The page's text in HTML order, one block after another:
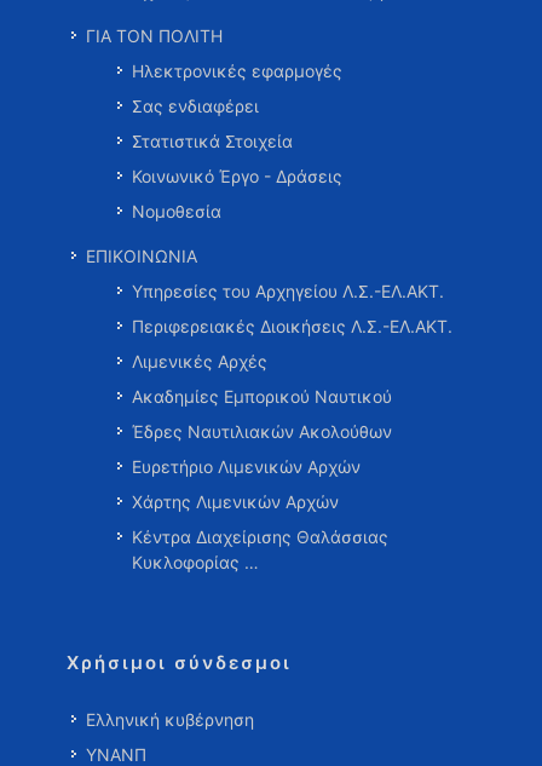
ΓΙΑ ΤΟΝ ΠΟΛΙΤΗ
Ηλεκτρονικές εφαρμογές
Σας ενδιαφέρει
Στατιστικά Στοιχεία
Κοινωνικό Έργο - Δράσεις
Νομοθεσία
ΕΠΙΚΟΙΝΩΝΙΑ
Υπηρεσίες του Αρχηγείου Λ.Σ.-ΕΛ.ΑΚΤ.
Περιφερειακές Διοικήσεις Λ.Σ.-ΕΛ.ΑΚΤ.
Λιμενικές Αρχές
Ακαδημίες Εμπορικού Ναυτικού
Έδρες Ναυτιλιακών Ακολούθων
Ευρετήριο Λιμενικών Αρχών
Χάρτης Λιμενικών Αρχών
Κέντρα Διαχείρισης Θαλάσσιας
Κυκλοφορίας …
Χρήσιμοι σύνδεσμοι
Ελληνική κυβέρνηση
ΥΝΑΝΠ